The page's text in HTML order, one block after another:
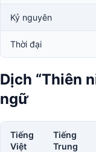
Kỷ nguyên
Thời đại
Dịch “Thiên
ngữ
Tiếng
Việt
Tiếng
Trung